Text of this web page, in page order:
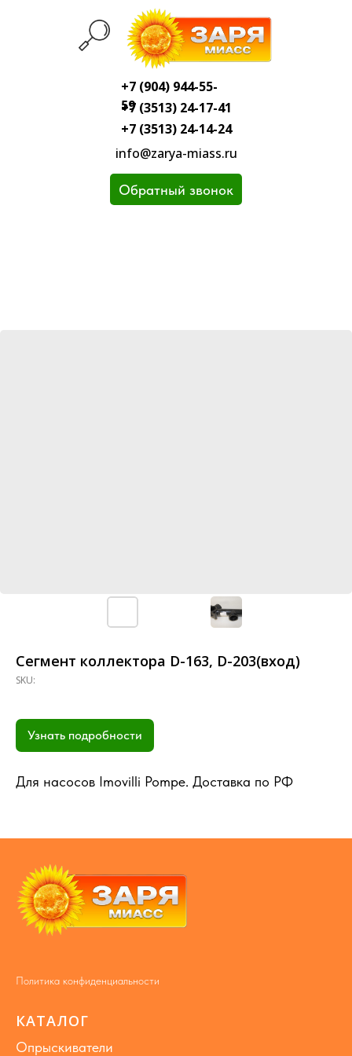
+7 (904) 944-55-
59
+7 (3513) 24-17-41
+7 (3513) 24-14-24
info@zarya-miass.ru
Обратный звонок
Сегмент коллектора D-163, D-203(вход)
SKU:
Узнать подробности
Для насосов Imovilli Pompe. Доставка по РФ
Политика конфиденциальности
КАТАЛОГ
Опрыскиватели